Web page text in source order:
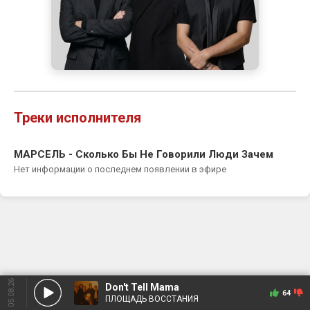
Треки исполнителя
МАРСЕЛЬ - Сколько Бы Не Говорили Люди Зачем
Нет информации о последнем появлении в эфире
05.08.26 Don't Tell Mama
ПЛОЩАДЬ ВОССТАНИЯ
64